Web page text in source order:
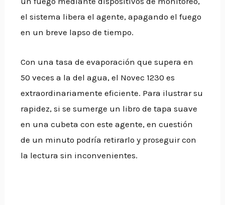
el sistema libera el agente, apagando el fuego
en un breve lapso de tiempo.
Con una tasa de evaporación que supera en
50 veces a la del agua, el Novec 1230 es
extraordinariamente eficiente. Para ilustrar su
rapidez, si se sumerge un libro de tapa suave
en una cubeta con este agente, en cuestión
de un minuto podría retirarlo y proseguir con
la lectura sin inconvenientes.